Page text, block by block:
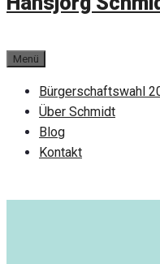
Menü
Bürgerschaftswahl
Über Schmidt
Blog
Kontakt